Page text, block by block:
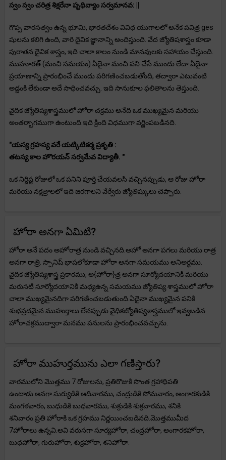
స్వం స్వం చరిత్ర శిక్షరేనా పృథివ్యాం సర్వమానవ: ||
గొప్ప వారసత్వం ఉన్న భూమి, భారతదేశం వివిధ యుగాలలో అనేక పవిత్ర ges
షులను కలిగి ఉంది, వారి దైవిక జ్ఞానాన్ని అందిస్తుంది. వేద జ్యోతిషశాస్త్రం కూడా
పురాతన దైవిక శాస్త్రం, ఇది చాలా కాలం నుండి మానవులకు సహాయం చేస్తుంది.
ముహూరత్ (మంచి సమయం) ఏదైనా మంచి పని చేసే ముందు లేదా ఏదైనా
ప్రయాణాన్ని ప్రారంభించే ముందు పరిగణించబడుతోంది, తద్వారా ఎటువంటి
అడ్డంకి లేకుండా అదే సాధించవచ్చు. ఇది సానుకూల ఫలితాలను తెస్తుంది.
వైదిక జ్యోతిష్యశాస్త్రములో హోరా చక్రము అనేది ఒక ముఖ్యమైన మరియు
అంతర్భాగముగా ఉంటుంది.ఇది క్రింది విధముగా వర్ణింపబడినది.
"యస్య గ్రహస్య వరే యట్కిటికర్మ ప్రకృతి :
తటస్య కాల హొరయన్ సర్వమేవ విద్యాతీ. "
ఒక నిర్దిష్ట రోజులో ఒక పనిని పూర్తి చేయవలసి వచ్చినప్పుడు, ఆ రోజు హోరా
మరియు నక్షత్రాలలో ఇది జరగాలని వేర్వేరు జ్యోతిష్కులు చెప్పారు.
హోరా అనగా ఏమిటి?
హోరా అనే పదం అహోరాత్ర నుండి వచ్చినది.అహో అనగా పగలు మరియు రాత్ర
అనగా రాత్రి. స్పానిష్ భాషలోకూడా హోరా అనగా సమయము అనిఅర్ధము.
వైదిక జ్యోతిష్యశాస్త్ర ప్రకారము, అ{హోరా}త్ర అనగా సూర్యోదయానికి మరియు
మరుసటి సూర్యోదయానికి మధ్యఉన్న సమయము.జ్యోతిష్య శాస్త్రములో హోరా
చాలా ముఖ్యమైనదిగా పరిగణించబడుతుంది.ఏదైనా ముఖ్యమైన పనికి
శుభప్రదమైన ముహుర్తాలు లేనప్పుడు వైధికజ్యోతిష్యశాస్త్రములో ఇవ్వబడిన
హోరాచక్రముద్వారా మనము పనులను ప్రారంభించవచ్చును.
హోరా ముహుర్తమును ఎలా గణిస్తారు?
వారములోని మొత్తము 7 రోజులను, ప్రతిరొజుకి సొంత గ్రహాధిపతి
ఉంటాడు.అనగా సుర్యుడికి ఆదివారము, చంద్రుడికి సోమవారం, అంగారకుడికి
మంగళవారం, బుధుడికి బుధవారము, శుక్రుడికి శుక్రవారము, శనికి
శనివారం.ప్రతి హోరాకి ఒక గ్రహము నిర్ణయించబడినది.మొత్తముమీద
7హోరాలు ఉన్నవి.అవి వరుసగా సూర్యహోరా, చంద్రహోరా, అంగారకహోరా,
బుధహోరా, గురుహోరా, శుక్రహోరా, శనిహోరా.